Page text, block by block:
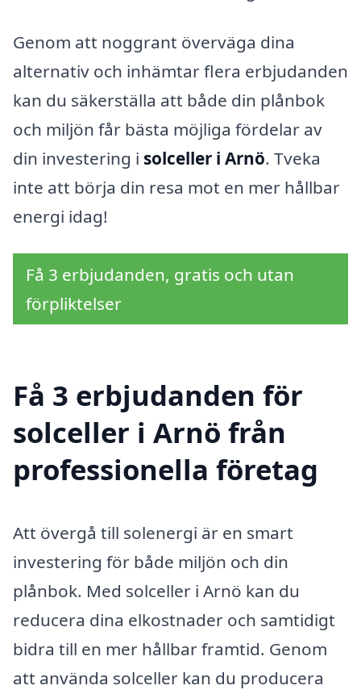
Genom att noggrant överväga dina
alternativ och inhämtar flera erbjudanden
kan du säkerställa att både din plånbok
och miljön får bästa möjliga fördelar av
din investering i solceller i Arnö. Tveka
inte att börja din resa mot en mer hållbar
energi idag!
Få 3 erbjudanden, gratis och utan
förpliktelser
Få 3 erbjudanden för
solceller i Arnö från
professionella företag
Att övergå till solenergi är en smart
investering för både miljön och din
plånbok. Med solceller i Arnö kan du
reducera dina elkostnader och samtidigt
bidra till en mer hållbar framtid. Genom
att använda solceller kan du producera